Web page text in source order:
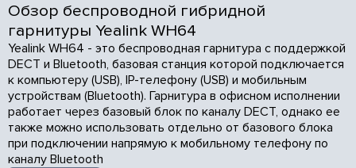
Обзор беспроводной гибридной
гарнитуры Yealink WH64
Yealink WH64 - это беспроводная гарнитура с поддержкой
DECT и Bluetooth, базовая станция которой подключается
к компьютеру (USB), IP-телефону (USB) и мобильным
устройствам (Bluetooth). Гарнитура в офисном исполнении
работает через базовый блок по каналу DECT, однако ее
также можно использовать отдельно от базового блока
при подключении напрямую к мобильному телефону по
каналу Bluetooth